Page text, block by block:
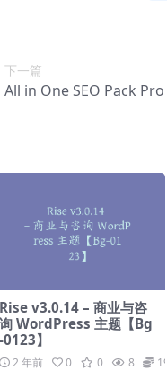
下一篇
All in One SEO Pack
Rise v3.0.14 – 商业与咨
询 WordPress 主题【Bg
-0123】
2 年前 0 0 8